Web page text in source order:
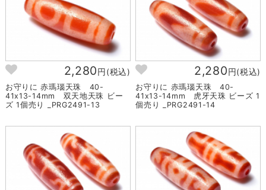
2,280円(税込)
お守りに 赤瑪瑙天珠 40-
41x13-14mm 双天地天珠 ビー
ズ 1個売り _PRG2491-13
2,280円(税込)
お守りに 赤瑪瑙天珠 40-
41x13-14mm 虎牙天珠 ビーズ 1
個売り _PRG2491-14